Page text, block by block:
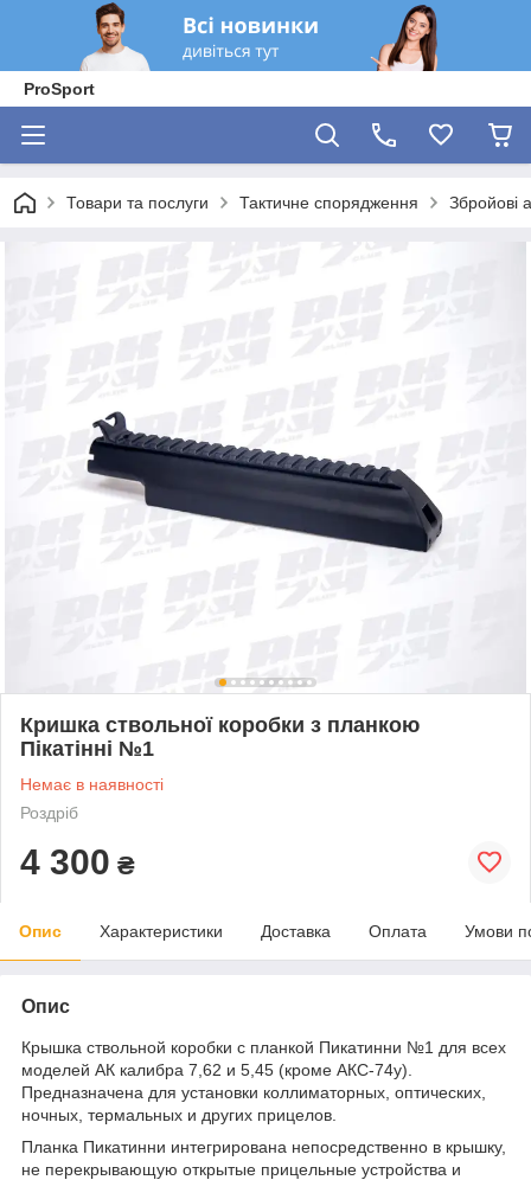
ProSport
Товари та послуги Тактичне спорядження Збройові
Кришка ствольної коробки з планкою
Пікатінні №1
Немає в наявності
Роздріб
4 300 ₴
Опис Характеристики Доставка Оплата Умови
Опис
Крышка ствольной коробки с планкой Пикатинни №1 для всех
моделей АК калибра 7,62 и 5,45 (кроме АКС-74у).
Предназначена для установки коллиматорных, оптических,
ночных, термальных и других прицелов.
Планка Пикатинни интегрирована непосредственно в крышку,
не перекрывающую открытые прицельные устройства и